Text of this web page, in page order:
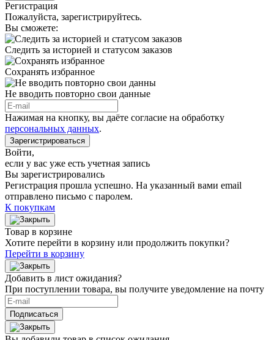
Регистрация
Пожалуйста, зарегистрируйтесь.
Вы сможете:
Следить за историей и статусом заказов
Сохранять избранное
Не вводить повторно свои данные
Нажимая на кнопку, вы даёте согласие на обработку
персональных данных.
Зарегистрироваться
Войти,
если у вас уже есть учетная запись
Вы зарегистрировались
Регистрация прошла успешно. На указанный вами email
отправлено письмо с паролем.
К покупкам
Товар в корзине
Хотите перейти в корзину или продолжить покупки?
Перейти в корзину
Добавить в лист ожидания?
При поступлении товара, вы получите уведомление на почту
Подписаться